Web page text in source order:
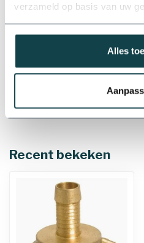
verzameld op basis van uw
Alles
Professioneel
Advies nodig van
Recent bekeken